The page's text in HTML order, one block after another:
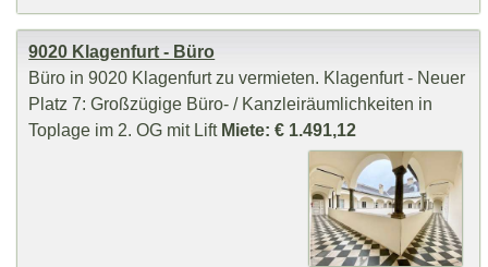
9020 Klagenfurt - Büro
Büro in 9020 Klagenfurt zu vermieten. Klagenfurt - Neuer
Platz 7: Großzügige Büro- / Kanzleiräumlichkeiten in
Toplage im 2. OG mit Lift Miete: € 1.491,12